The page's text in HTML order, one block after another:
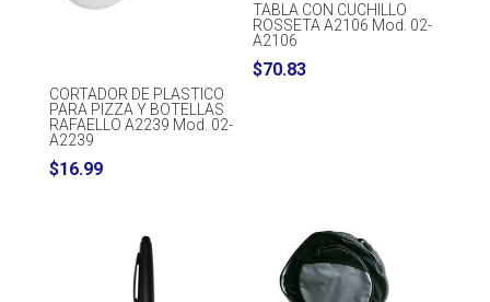
CORTADOR DE PLASTICO
PARA PIZZA Y BOTELLAS
RAFAELLO A2239 Mod. 02-
A2239
$16.99
TABLA CON CUCHILLO
ROSSETA A2106 Mod. 02-
A2106
$70.83